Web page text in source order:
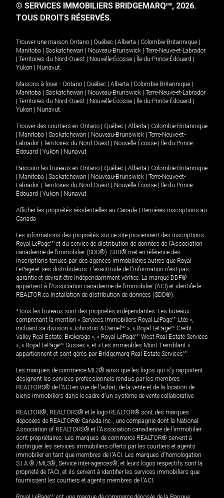
© SERVICES IMMOBILIERS BRIDGEMARQMD, 2026.
TOUS DROITS RÉSERVÉS.
Trouver une maison Ontario Québec Alberta Colombie-Britannique
Manitoba
Saskatchewan Nouveau-Brunswick
Terre-Neuve-et-Labrador
Territoires du Nord-Ouest Nouvelle-Écosse Île-du-Prince-Édouard
Yukon
Nunavut.
Maisons à louer - Ontario Québec Alberta Colombie-Britannique
Manitoba
Saskatchewan Nouveau-Brunswick
Terre-Neuve-et-Labrador
Territoires du Nord-Ouest Nouvelle-Écosse Île-du-Prince-Édouard
Yukon
Nunavut.
Trouver des courtiers en Ontario Québec Alberta
Colombie-Britannique
Manitoba Saskatchewan Nouveau-Brunswick
Terre-Neuve-et-
Labrador
Territoires du Nord-Ouest Nouvelle-Écosse
Île-du-Prince-
Édouard
Yukon Nunavut
Parcourir les bureaux en Ontario Québec Alberta
Colombie-Britannique
Manitoba Saskatchewan Nouveau-Brunswick
Terre-Neuve-et-
Labrador
Territoires du Nord-Ouest Nouvelle-Écosse
Île-du-Prince-
Édouard
Yukon Nunavut
Afficher les propriétés résidentielles au Canada
Dernières inscriptions au
Canada
Les informations des propriétés sur ce site proviennent des inscriptions
Royal LePageMD et du service de distribution de données de l'Association
canadienne de l’immobilier (SDD®). SDD® met en référence des
inscriptions tenues par des agences immobilières autres que Royal
LePage et ses distributeurs. L'exactitude de l'information n'est pas
garantie et devrait être indépendamment vérifiée. La marque DDF®
appartient à l'Association canadienne de l’immobilier (ACI) et identifie le
REALTOR.ca Installation de distribution de données (SDD®).
*Tous les bureaux sont des propriétés indépendantes. Les bureaux
comprenant la mention « Services immobiliers Royal LePageMD Ltée »,
incluant sa division « Johnston & Daniel MD », « Royal LePageMD Credit
Valley Real Estate, Brokerage », « Royal LePageMD West Real Estate Services
», « Royal LePageMD Sussex », et « Les immeubles Mont-Tremblant »
appartiennent et sont gérés par Bridgemarq Real Estate ServicesMD.
Les marques de commerce MLS® ainsi que les logos qui s'y rapportent
désignent les services professionnels rendus par les membres
REALTORS® de l'ACI en vue de l'achat, de la vente et de la location de
biens immobiliers dans le cadre d'un système de vente collaborative.
REALTOR®, REALTORS® et le logo REALTOR® sont des marques
déposées de REALTOR® Canada Inc., une compagnie dont la National
Association of REALTORS® et l'Association canadienne de l’immobilier
sont propriétaires. Les marques de commerce REALTOR® servent à
distinguer les services immobiliers offerts par les courtiers et agents
immobilier en tant que membres de l'ACI. Les marques d'homologation
S.I.A.® /MLS®, Service inter-agences®, et leurs logos respectifs sont la
propriété de l'ACI, et ils servent à identifier les services immobiliers que
fournissent les courtiers et agents membres de l'ACI.
MD